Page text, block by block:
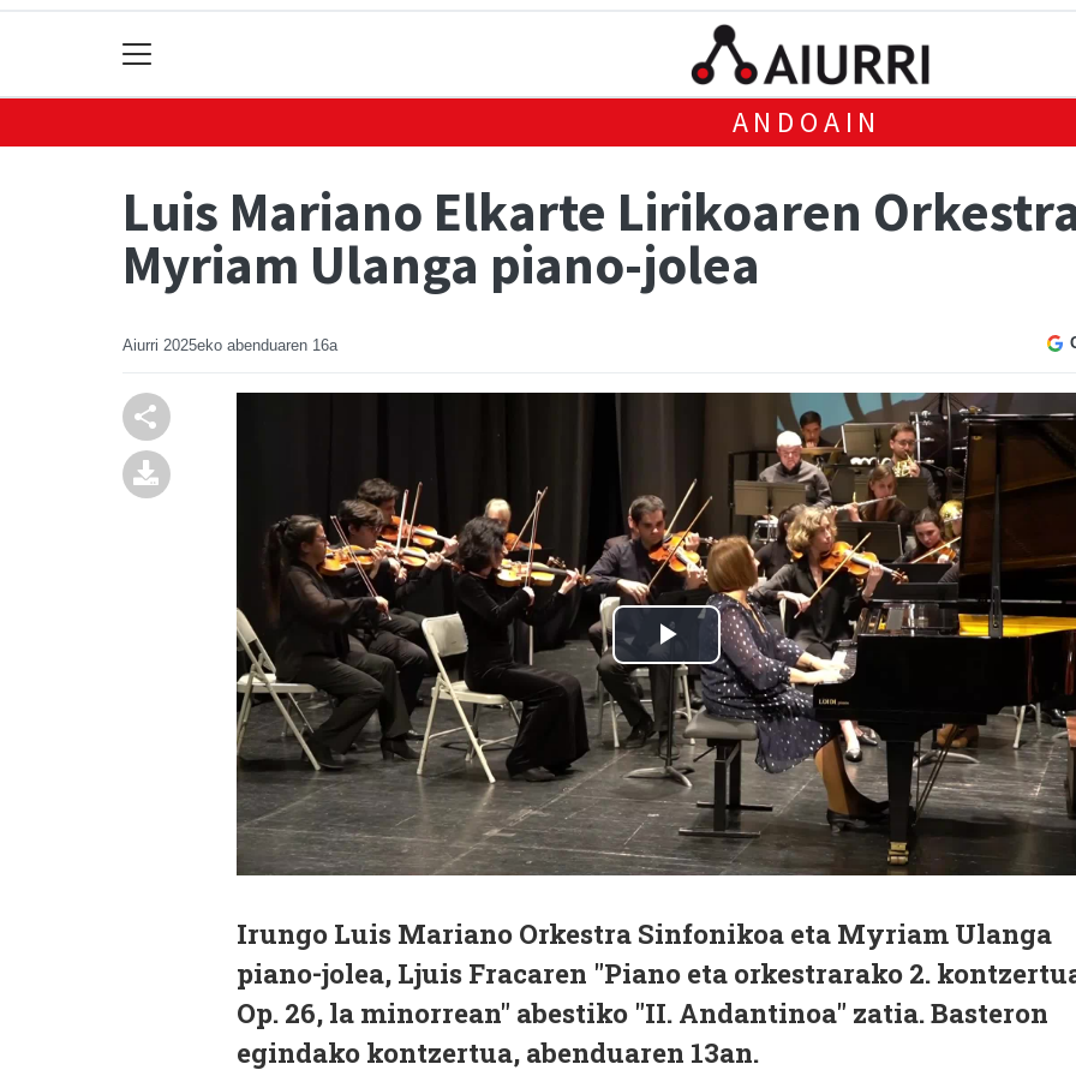
ANDOAIN
Luis Mariano Elkarte Lirikoaren
Myriam Ulanga piano-jolea
Aiurri 2025eko abenduaren 16a
Irungo Luis Mariano Orkestra Sinfonikoa eta Myriam Ulanga
piano-jolea, Ljuis Fracaren "Piano eta orkestrarako 2.
Op. 26, la minorrean" abestiko "II. Andantinoa" zatia. Basteron
egindako kontzertua, abenduaren 13an.